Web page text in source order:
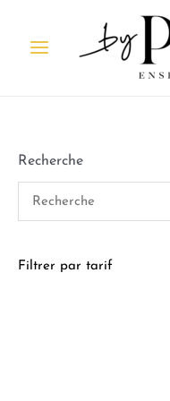
Recherche
Filtrer par tarif